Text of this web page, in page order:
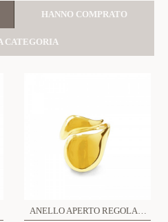
HANNO COMPRATO
CATEGORIA
ANELLO APERTO REGOLABILE - YC25312B410